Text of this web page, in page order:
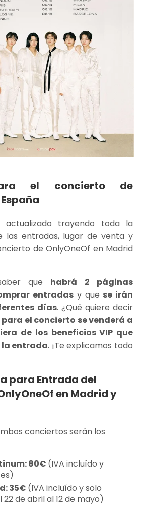
el concierto de
actualizado trayendo toda la
las entradas, lugar de venta y
de OnlyOneOf en Madrid
que habrá 2 páginas
entradas y que se irán
días. ¿Qué quiere decir
el concierto se venderá a
de los beneficios VIP que
la entrada. ¡Te explicamos todo
para Entrada del
en Madrid y
conciertos serán los
80€ (IVA incluído y
35€ (IVA incluído y solo
de abril al 12 de mayo)